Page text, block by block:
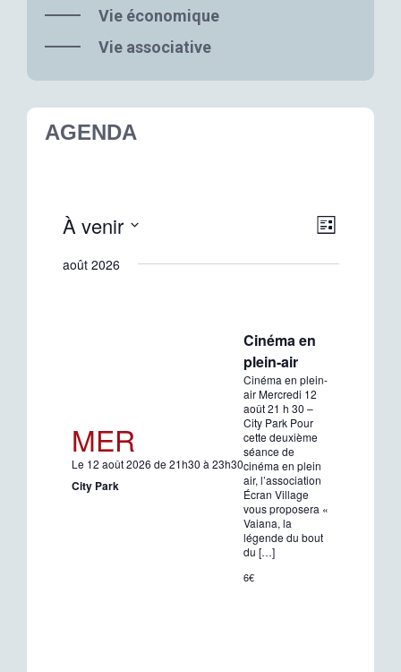
Vie économique
Vie associative
AGENDA
parvues
Liste
À venir
une
août 2026
MER
Le 12 août 2026 de 21h30 à 23h30
City Park
Cinéma en
plein-air
Cinéma en plein-
air Mercredi 12
août 21 h 30 –
City Park Pour
cette deuxième
séance de
cinéma en plein
air, l’association
Écran Village
vous proposera «
Vaiana, la
légende du bout
du […]
6€